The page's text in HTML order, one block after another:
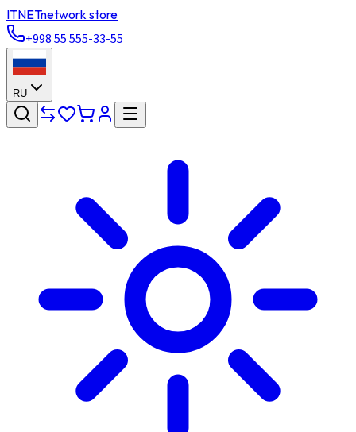
ITNETnetwork store
+998 55 555-33-55
RU